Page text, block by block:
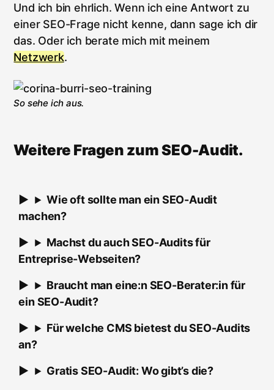
Und ich bin ehrlich. Wenn ich eine Antwort zu
einer SEO-Frage nicht kenne, dann sage ich dir
das. Oder ich berate mich mit meinem
Netzwerk.
So sehe ich aus.
Weitere Fragen zum SEO-Audit.
Wie oft sollte man ein SEO-Audit
machen?
Machst du auch SEO-Audits für
Entreprise-Webseiten?
Braucht man eine:n SEO-Berater:in für
ein SEO-Audit?
Für welche CMS bietest du SEO-Audits
an?
Gratis SEO-Audit: Wo gibt’s die?